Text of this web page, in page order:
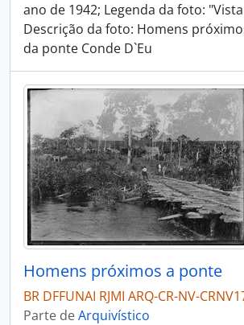
ano de 1942; Legenda da foto:
Descrição da foto: Homens
da ponte Conde D`Eu
Homens próximos a ponte
BR DFFUNAI RJMI ARQ-CR-NV-
Parte deArquivístico